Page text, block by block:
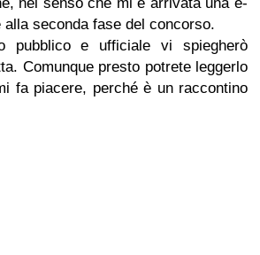
seconda fase del concorso.
pubblico e ufficiale vi spiegherò
Comunque presto potrete leggerlo
fa piacere, perché è un raccontino